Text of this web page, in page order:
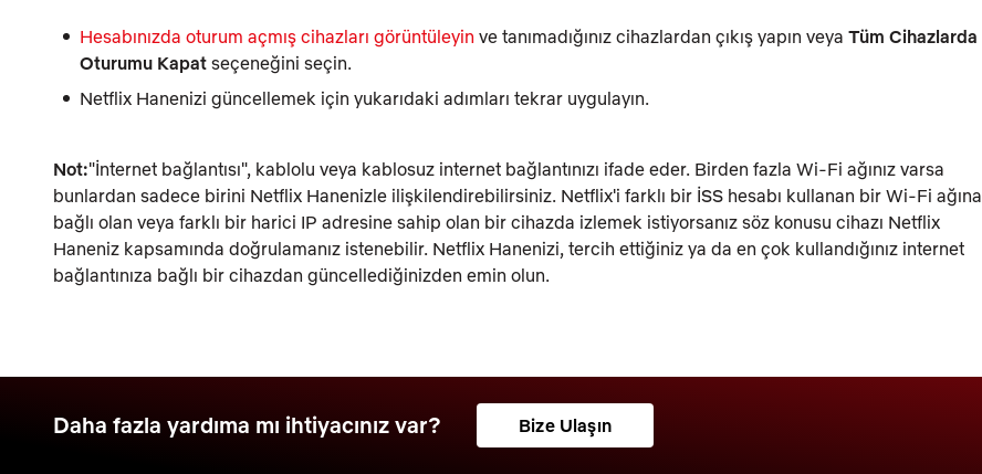
Hesabınızda oturum açmış cihazları görüntüleyin ve tanımadığınız cihazlardan çıkış yapın veya Tüm Cihazlarda
Oturumu Kapat seçeneğini seçin.
Netflix Hanenizi güncellemek için yukarıdaki adımları tekrar uygulayın.
Not:"İnternet bağlantısı", kablolu veya kablosuz internet bağlantınızı ifade eder. Birden fazla Wi-Fi ağınız varsa
bunlardan sadece birini Netflix Hanenizle ilişkilendirebilirsiniz. Netflix'i farklı bir İSS hesabı kullanan bir Wi-Fi ağına
bağlı olan veya farklı bir harici IP adresine sahip olan bir cihazda izlemek istiyorsanız söz konusu cihazı Netflix
Haneniz kapsamında doğrulamanız istenebilir. Netflix Hanenizi, tercih ettiğiniz ya da en çok kullandığınız internet
bağlantınıza bağlı bir cihazdan güncellediğinizden emin olun.
Daha fazla yardıma mı ihtiyacınız var? Bize Ulaşın